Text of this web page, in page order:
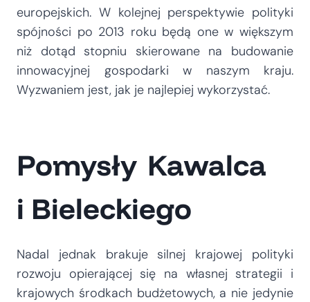
europejskich. W kolejnej perspektywie polityki
spójności po 2013 roku będą one w większym
niż dotąd stopniu skierowane na budowanie
innowacyjnej gospodarki w naszym kraju.
Wyzwaniem jest, jak je najlepiej wykorzystać.
Pomysły Kawalca
i Bieleckiego
Nadal jednak brakuje silnej krajowej polityki
rozwoju opierającej się na własnej strategii i
krajowych środkach budżetowych, a nie jedynie